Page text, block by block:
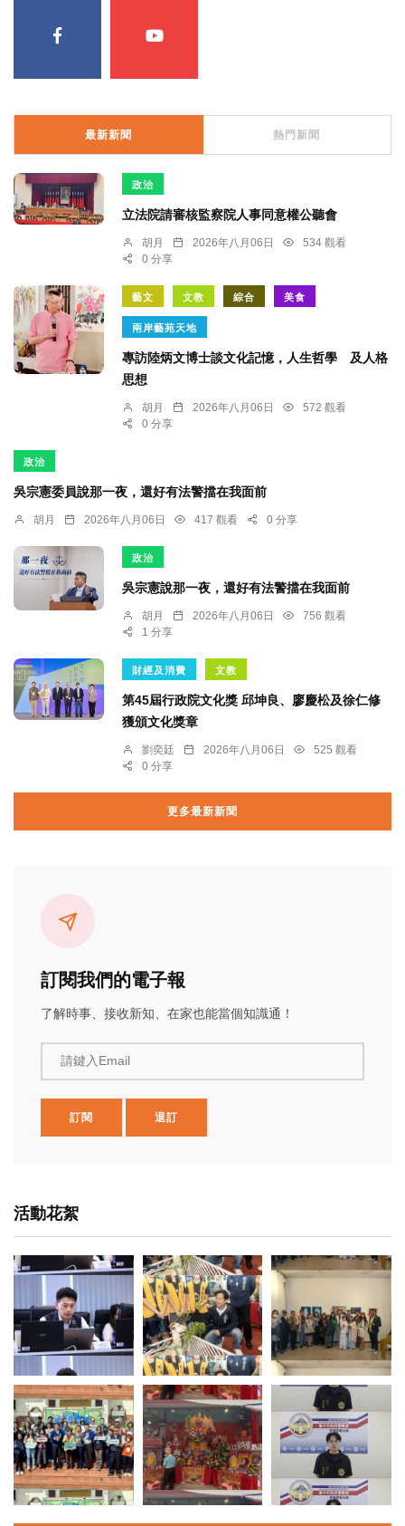
最新新聞 熱門新聞
政治
立法院請審核監察院人事同意權公聽會
胡月 2026年八月06日
534 觀看
0 分享
藝文 文教 綜合 美食
兩岸藝苑天地
專訪陸炳文博士談文化記憶，人生哲學 及人格
思想
胡月 2026年八月06日
572 觀看
0 分享
政治
吳宗憲委員說那一夜，還好有法警擋在我面前
胡月 2026年八月06日 417 觀看 0 分享
政治
吳宗憲說那一夜，還好有法警擋在我面前
胡月 2026年八月06日
756 觀看
1 分享
財經及消費 文教
第45屆行政院文化獎 邱坤良、廖慶松及徐仁修
獲頒文化獎章
劉奕廷 2026年八月06日
525 觀看
0 分享
更多最新新聞
訂閱我們的電子報
了解時事、接收新知、在家也能當個知識通！
請鍵入Email
訂閱 退訂
活動花絮